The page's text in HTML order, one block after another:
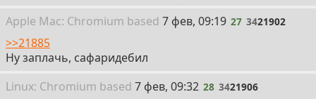
Apple Mac: Chromium based 27
7 фев, 09:19 27 3421902
>>21885
Ну заплачь, сафаридебил
Linux: Chromium based 28
7 фев, 09:32 28 3421906